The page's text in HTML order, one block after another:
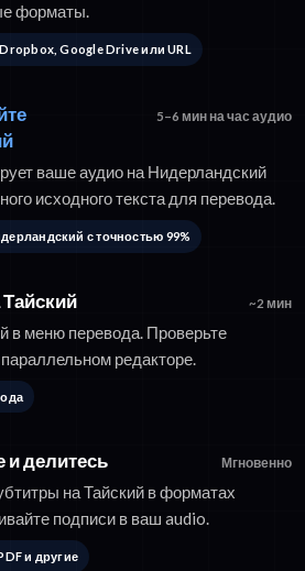
форматы.
Google Drive или URL
5–6 мин на час аудио
ваше аудио на Нидерландский
исходного текста для перевода.
с точностью 99%
~2 мин
в меню перевода. Проверьте
редакторе.
и делитесь Мгновенно
на Тайский в форматах
подписи в ваш audio.
и другие